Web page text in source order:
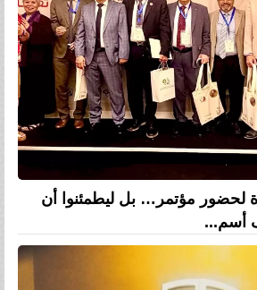
لحضور مؤتمر… بل ليطمئنوا أن
أسم...